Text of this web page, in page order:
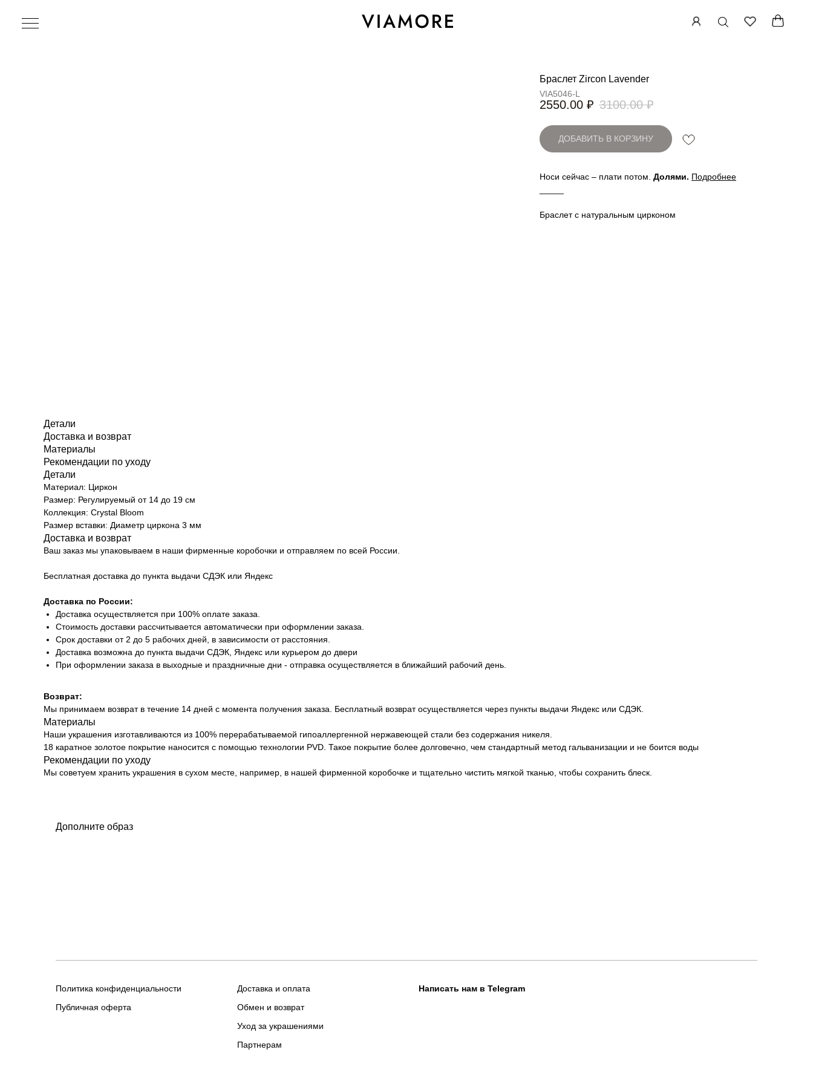
Браслет Zircon Lavender
VIA5046-L
2550.00 ₽ 3100.00 ₽
ДОБАВИТЬ В КОРЗИНУ
Носи сейчас – плати потом. Долями. Подробнее
Браслет с натуральным цирконом
Детали
Доставка и возврат
Материалы
Рекомендации по уходу
Детали
Материал: Циркон
Размер: Регулируемый от 14 до 19 см
Коллекция: Crystal Bloom
Размер вставки: Диаметр циркона 3 мм
Доставка и возврат
Ваш заказ мы упаковываем в наши фирменные коробочки и отправляем по всей России.
Бесплатная доставка до пункта выдачи СДЭК или Яндекс
Доставка по России:
Доставка осуществляется при 100% оплате заказа.
Стоимость доставки рассчитывается автоматически при оформлении заказа.
Срок доставки от 2 до 5 рабочих дней, в зависимости от расстояния.
Доставка возможна до пункта выдачи СДЭК, Яндекс или курьером до двери
При оформлении заказа в выходные и праздничные дни - отправка осуществляется в ближайший рабочий день.
Возврат:
Мы принимаем возврат в течение 14 дней с момента получения заказа. Бесплатный возврат осуществляется через пункты выдачи Яндекс или СДЭК.
Материалы
Наши украшения изготавливаются из 100% перерабатываемой гипоаллергенной нержавеющей стали без содержания никеля.
18 каратное золотое покрытие наносится с помощью технологии PVD. Такое покрытие более долговечно, чем стандартный метод гальванизации и не боится воды
Рекомендации по уходу
Мы советуем хранить украшения в сухом месте, например, в нашей фирменной коробочке и тщательно чистить мягкой тканью, чтобы сохранить блеск.
Дополните образ
Политика конфиденциальности
Публичная оферта
Доставка и оплата
Обмен и возврат
Уход за украшениями
Партнерам
Написать нам в Telegram